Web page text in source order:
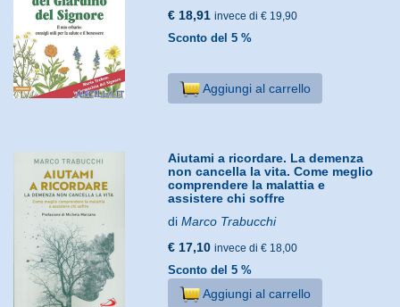
€ 18,91 invece di € 19,90
Sconto del 5 %
Aggiungi al carrello
Aiutami a ricordare. La demenza
non cancella la vita. Come meglio
comprendere la malattia e
assistere chi soffre
diMarco Trabucchi
€ 17,10 invece di € 18,00
Sconto del 5 %
Aggiungi al carrello